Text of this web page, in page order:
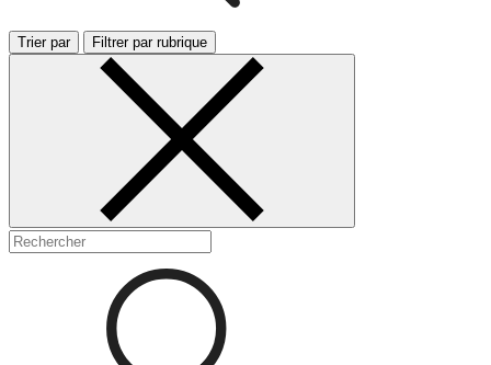
Trier par Filtrer par rubrique